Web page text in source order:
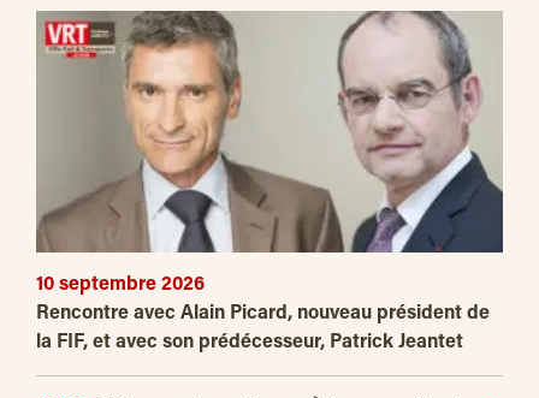
10 septembre 2026
Rencontre avec Alain Picard, nouveau président de
la FIF, et avec son prédécesseur, Patrick Jeantet